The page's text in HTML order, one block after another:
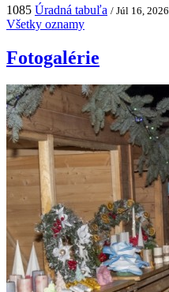
1085 Úradná tabuľa / Júl 16, 2026
Všetky oznamy
Fotogalérie